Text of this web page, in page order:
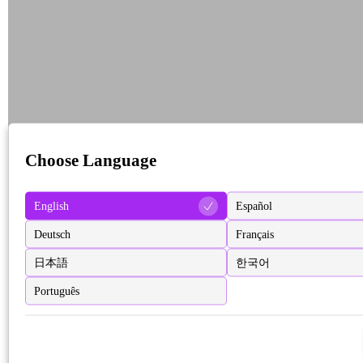
Choose Language
English Español
Deutsch Français
日本語 한국어
Português